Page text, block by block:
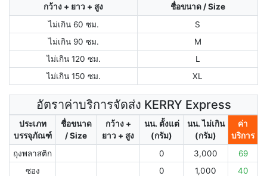
กว้าง + ยาว + สูง
ชื่อขนาด / Size
ไม่เกิน 60 ซม.
S
ไม่เกิน 90 ซม.
M
ไม่เกิน 120 ซม.
L
ไม่เกิน 150 ซม.
XL
อัตราค่าบริการจัดส่ง KERRY Express
ประเภท
บรรจุภัณฑ์
ชื่อขนาด
/ Size
กว้าง +
ยาว + สูง
นน. ตั้งแต่
(กรัม)
นน. ไม่เกิน
(กรัม)
ค่า
บริการ
ถุงพลาสติก
0 3,000
69
ซอง
0 1,000 40